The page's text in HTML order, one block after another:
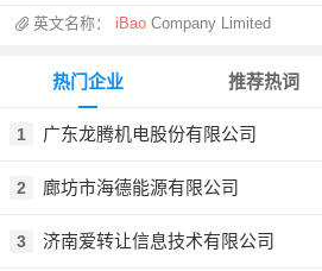
英文名称： iBao Company Limited
热门企业
1 广东龙腾机电股份有限公司
2 廊坊市海德能源有限公司
3 济南爱转让信息技术有限公司
推荐热词